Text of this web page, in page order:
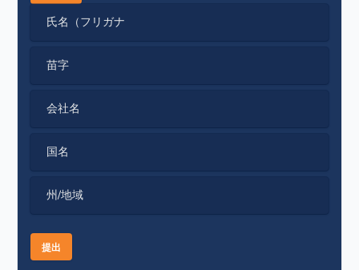
氏名（フリガナ
苗字
会社名
国名
州/地域